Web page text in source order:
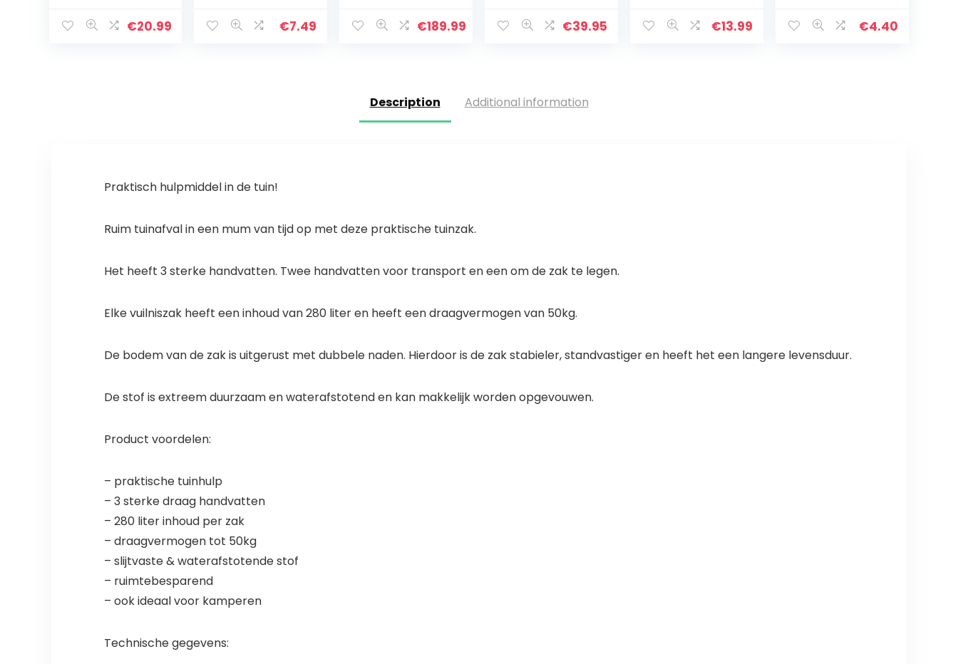
groene bladzak
€20.99
organisator, niet
€7.49
Amerikaanse
€189.99
Papier, 140 Liter,
€39.95
90x90x90 cm,
€13.99
inhoud
€4.40
Description Additional information
Praktisch hulpmiddel in de tuin!
Ruim tuinafval in een mum van tijd op met deze praktische tuinzak.
Het heeft 3 sterke handvatten. Twee handvatten voor transport en een om de zak te legen.
Elke vuilniszak heeft een inhoud van 280 liter en heeft een draagvermogen van 50kg.
De bodem van de zak is uitgerust met dubbele naden. Hierdoor is de zak stabieler, standvastiger en heeft het een langere levensduur.
De stof is extreemduurzaam en waterafstotenden kan makkelijk wordenopgevouwen.
Product voordelen:
– praktische tuinhulp
– 3 sterke draag handvatten
– 280 liter inhoud per zak
– draagvermogen tot 50kg
– slijtvaste & waterafstotende stof
– ruimtebesparend
– ook ideaal voor kamperen
Technische gegevens: